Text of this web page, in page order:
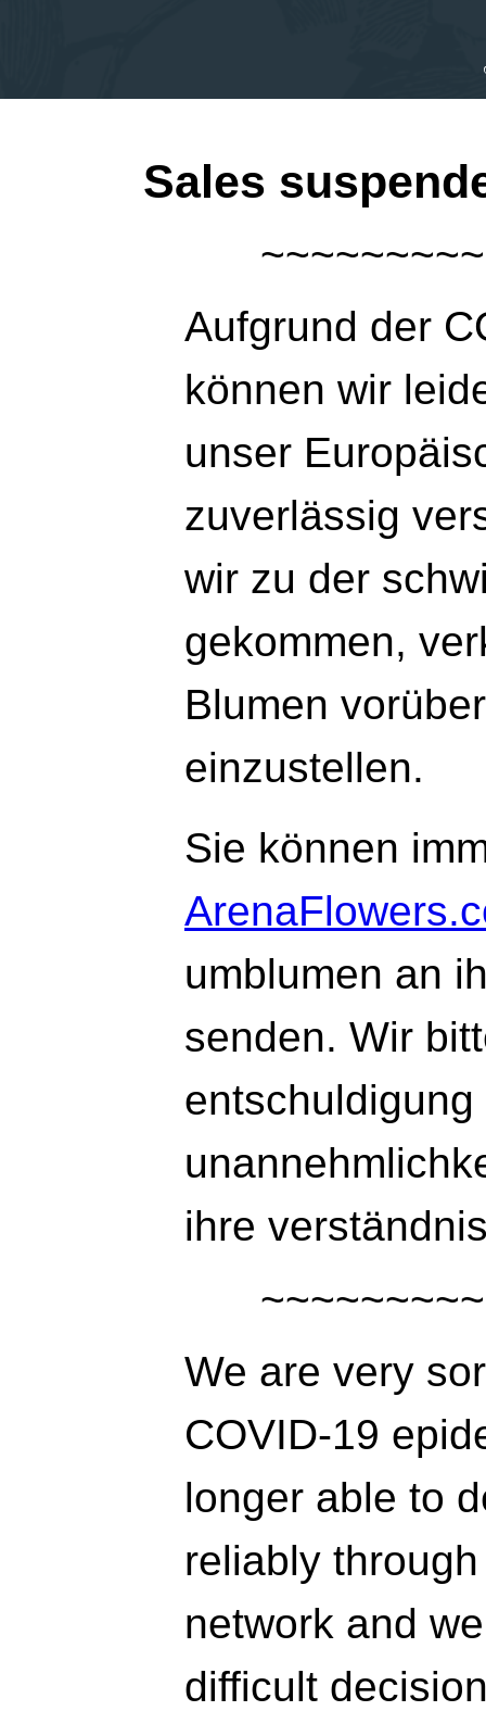
Sales
Aufgrund der
können wir
unser
zuverlässig
wir zu der
gekommen,
Blumen
einzustellen.
Sie können
umblumen an
senden. Wir
ihre
We are very
COVID-19
longer able to
reliably
network and
difficult